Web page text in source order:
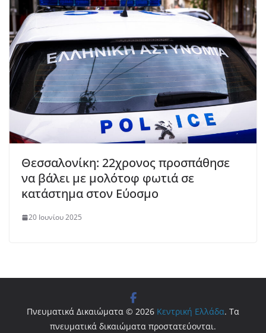
Θεσσαλονίκη: 22χρονος προσπάθησε
να βάλει με μολότοφ φωτιά σε
κατάστημα στον Εύοσμο
20 Ιουνίου 2025
Πνευματικά Δικαιώματα © 2026 Κεντρική Ελλάδα. Τα
πνευματικά δικαιώματα προστατεύονται.